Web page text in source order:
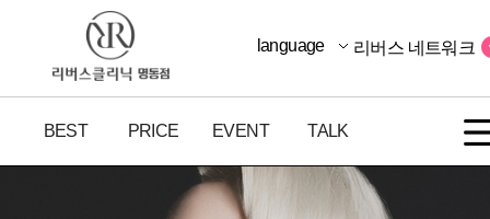
BEST PRICE EVENT TALK
language 리버스 네트워크